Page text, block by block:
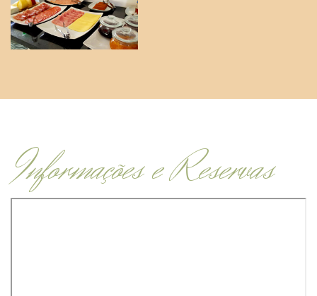
Informações e Reservas